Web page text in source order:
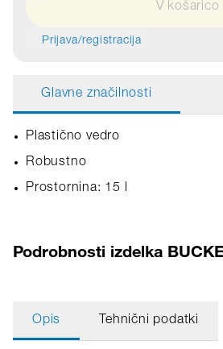
V košarico
Prijava/registracija
Glavne značilnosti
Plastično vedro
Robustno
Prostornina: 15 l
Podrobnosti izdelka
Opis Tehnični podatki